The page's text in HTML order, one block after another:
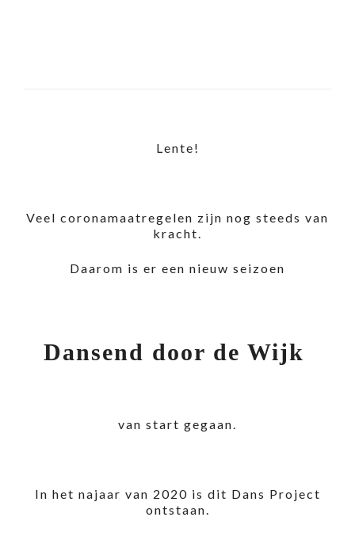
Lente!
Veel coronamaatregelen zijn nog steeds van
kracht.
Daarom is er een nieuw seizoen
Dansend door de Wijk
van start gegaan.
In het najaar van 2020 is dit Dans Project
ontstaan.